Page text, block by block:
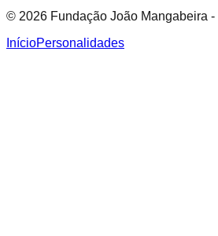
© 2026 Fundação João Mangabeira -
InícioPersonalidades